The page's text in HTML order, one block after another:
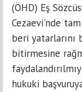
(ÖHD) Eş
Cezaevi'nde
beri yatarlarını
bitirmesine
hukuki